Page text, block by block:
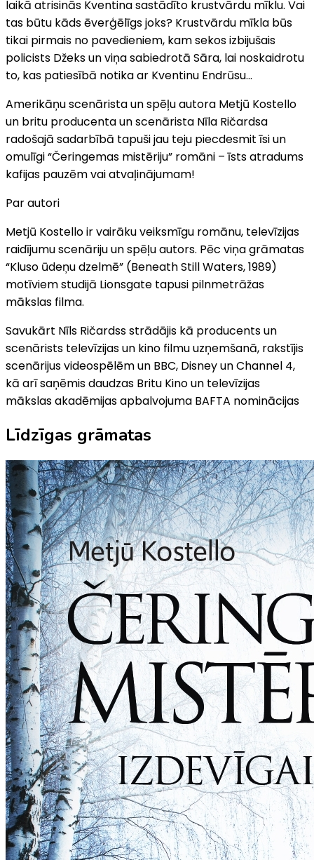
laikā atrisinās Kventina sastādīto krustvārdu mīklu. Vai
tas būtu kāds ēverģēlīgs joks? Krustvārdu mīkla būs
tikai pirmais no pavedieniem, kam sekos izbijušais
policists Džeks un viņa sabiedrotā Sāra, lai noskaidrotu
to, kas patiesībā notika ar Kventinu Endrūsu…
Amerikāņu scenārista un spēļu autora Metjū Kostello
un britu producenta un scenārista Nīla Ričardsa
radošajā sadarbībā tapuši jau teju piecdesmit īsi un
omulīgi “Čeringemas mistēriju” romāni – īsts atradums
kafijas pauzēm vai atvaļinājumam!
Par autori
Metjū Kostello ir vairāku veiksmīgu romānu, televīzijas
raidījumu scenāriju un spēļu autors. Pēc viņa grāmatas
“Kluso ūdeņu dzelmē” (Beneath Still Waters, 1989)
motīviem studijā Lionsgate tapusi pilnmetrāžas
mākslas filma.
Savukārt Nīls Ričardss strādājis kā producents un
scenārists televīzijas un kino filmu uzņemšanā, rakstījis
scenārijus videospēlēm un BBC, Disney un Channel 4,
kā arī saņēmis daudzas Britu Kino un televīzijas
mākslas akadēmijas apbalvojuma BAFTA nominācijas
Līdzīgas grāmatas